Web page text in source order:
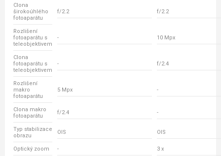
Clona
širokoúhlého
fotoaparátu
f/2.2 f/2.2
Rozlišení
fotoaparátu s
teleobjektivem
- 10 Mpx
Clona
fotoaparátu s
teleobjektivem
- f/2.4
Rozlišení
makro
fotoaparátu
5 Mpx -
Clona makro
fotoaparátu
f/2.4 -
Typ stabilizace
obrazu
OIS OIS
Optický zoom - 3 x